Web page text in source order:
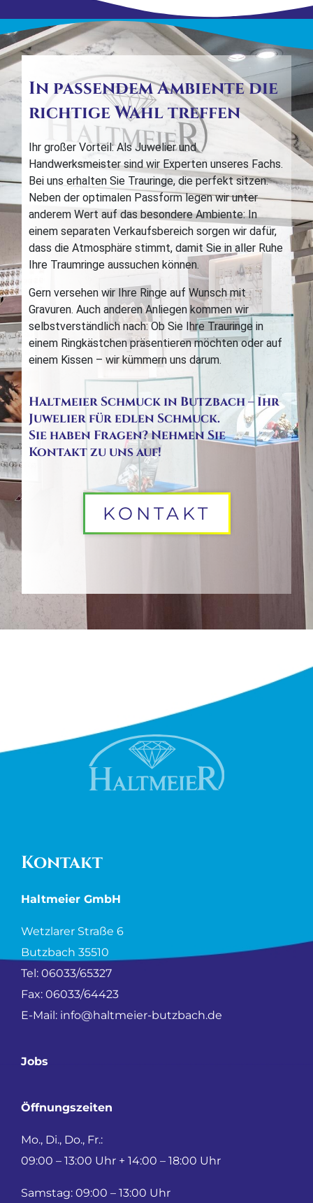
In passendem Ambiente die
richtige Wahl treffen
Ihr großer Vorteil: Als Juwelier und
Handwerksmeister sind wir Experten unseres Fachs.
Bei uns erhalten Sie Trauringe, die perfekt sitzen.
Neben der optimalen Passform legen wir unter
anderem Wert auf das besondere Ambiente: In
einem separaten Verkaufsbereich sorgen wir dafür,
dass die Atmosphäre stimmt, damit Sie in aller Ruhe
Ihre Traumringe aussuchen können.
Gern versehen wir Ihre Ringe auf Wunsch mit
Gravuren. Auch anderen Anliegen kommen wir
selbstverständlich nach: Ob Sie Ihre Trauringe in
einem Ringkästchen präsentieren möchten oder auf
einem Kissen – wir kümmern uns darum.
Haltmeier Schmuck in Butzbach – Ihr
Juwelier für edlen Schmuck.
Sie haben Fragen? Nehmen Sie
Kontakt zu uns auf!
KONTAKT
Kontakt
Haltmeier GmbH
Wetzlarer Straße 6
Butzbach 35510
Tel:06033/65327
Fax: 06033/64423
E-Mail: info@haltmeier-butzbach.de
Jobs
Öffnungszeiten
Mo., Di., Do., Fr.:
09:00 – 13:00 Uhr + 14:00 – 18:00 Uhr
Samstag: 09:00 – 13:00 Uhr